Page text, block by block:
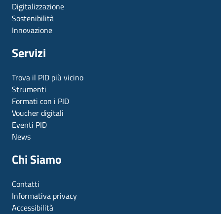
Digitalizzazione
Sostenibilità
Innovazione
Servizi
Trova il PID più vicino
Strumenti
Formati con i PID
Voucher digitali
Eventi PID
News
Chi Siamo
Contatti
Informativa privacy
Accessibilità